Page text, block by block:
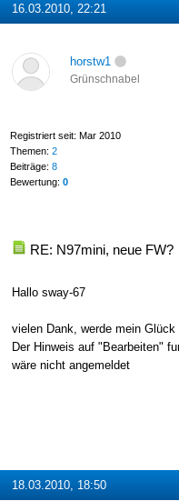
16.03.2010, 22:21
horstw1
Grünschnabel
Registriert seit: Mar 2010
Themen: 2
Beiträge: 8
Bewertung: 0
RE: N97mini, neue FW?
Hallo sway-67
vielen Dank, werde mein Glück
Der Hinweis auf "Bearbeiten"
wäre nicht angemeldet
18.03.2010, 18:50